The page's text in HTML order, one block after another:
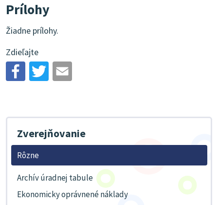
Prílohy
Žiadne prílohy.
Zdieľajte
Zverejňovanie
Rôzne
Archív úradnej tabule
Ekonomicky oprávnené náklady